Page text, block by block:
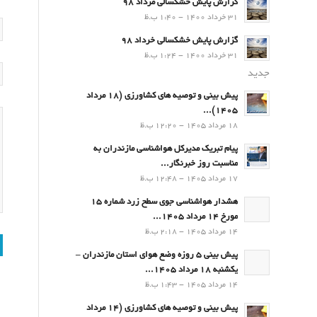
گزارش پایش خشکسالی مرداد 98
31 خرداد 1400 - 1:40 ب.ظ
گزارش پایش خشکسالی خرداد 98
31 خرداد 1400 - 1:24 ب.ظ
جدید
پیش بینی و توصیه های کشاورزی (18 مرداد
۱۴۰۵)...
18 مرداد 1405 - 12:20 ب.ظ
پیام تبریک مدیرکل هواشناسی مازندران به
مناسبت روز خبرنگار...
17 مرداد 1405 - 12:48 ب.ظ
هشدار هواشناسی جوی سطح زرد شماره 15
مورخ 14 مرداد 1405...
14 مرداد 1405 - 2:18 ب.ظ
پیش بینی 5 روزه وضع هوای استان مازندران –
یکشنبه 18 مرداد 1405...
14 مرداد 1405 - 1:43 ب.ظ
پیش بینی و توصیه های کشاورزی (14 مرداد